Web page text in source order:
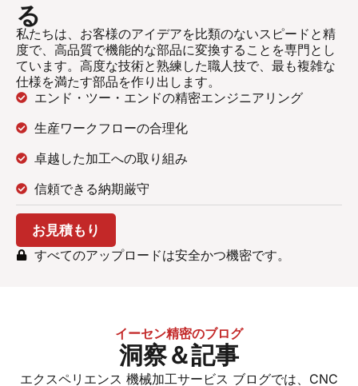
る
私たちは、お客様のアイデアを比類のないスピードと精
度で、高品質で機能的な部品に変換することを専門とし
ています。高度な技術と熟練した職人技で、最も複雑な
仕様を満たす部品を作り出します。
エンド・ツー・エンドの精密エンジニアリング
生産ワークフローの合理化
卓越した加工への取り組み
信頼できる納期厳守
お見積もり
すべてのアップロードは安全かつ機密です。
イーセン精密のブログ
洞察＆記事
エクスペリエンス 機械加工サービス ブログでは、CNC